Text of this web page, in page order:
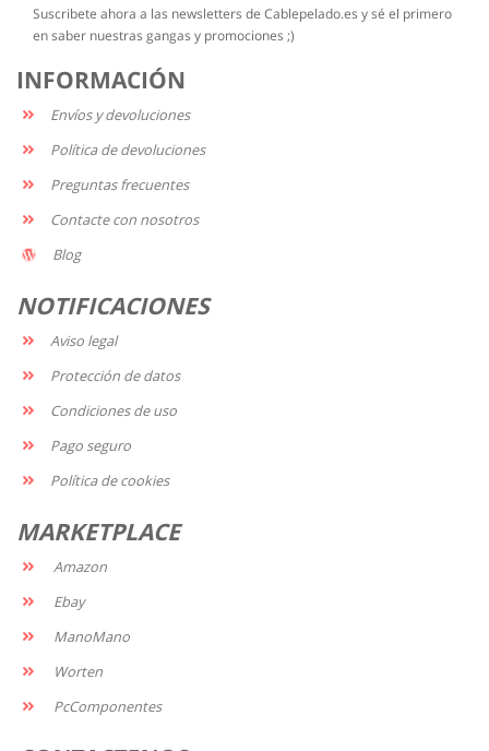
Suscribete ahora a las newsletters de Cablepelado.es y sé el primero
en saber nuestras gangas y promociones ;)
INFORMACIÓN
Envíos y devoluciones
Política de devoluciones
Preguntas frecuentes
Contacte con nosotros
Blog
NOTIFICACIONES
Aviso legal
Protección de datos
Condiciones de uso
Pago seguro
Política de cookies
MARKETPLACE
Amazon
Ebay
ManoMano
Worten
PcComponentes